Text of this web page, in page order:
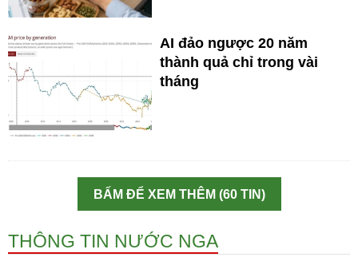
AI đảo ngược 20 năm
thành quả chỉ trong vài
tháng
BẤM ĐỂ XEM THÊM (60 TIN)
THÔNG TIN NƯỚC NGA